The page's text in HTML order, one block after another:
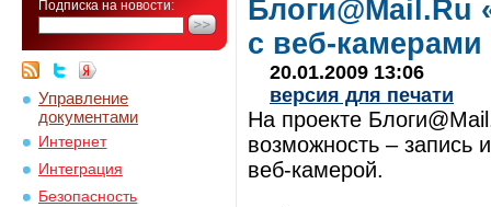
Подписка на новости:
Управление
документами
Интернет
Интеграция
Безопасность
Блоги@Mail.Ru
с веб-камерами
20.01.2009 13:06
версия для печати
На проекте
возможность – запись
веб-камерой.